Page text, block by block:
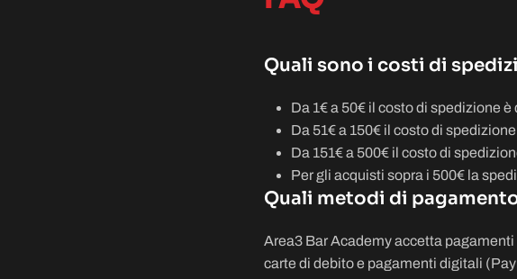
Quali sono i costi di
Da 1€ a 50€ il costo di spedizione è
Da 51€ a 150€ il costo di
Da 151€ a 500€ il costo di
Per gli acquisti sopra i 500€ la
Quali metodi di
Area3 Bar Academy accetta
carte di debito e pagamenti digitali